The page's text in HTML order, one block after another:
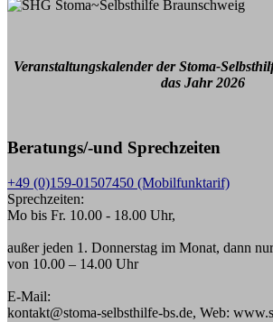
Veranstaltungskalender der Stoma-
das Jahr 2026
Beratungs/-und Sprechzeiten
+49 (0)159-01507450 (Mobilfunktarif)
Sprechzeiten:
Mo bis Fr. 10.00 - 18.00 Uhr,
außer jeden 1. Donnerstag im Monat, dann
von 10.00 – 14.00 Uhr
E-Mail:
kontakt@stoma-selbsthilfe-bs.de, Web: